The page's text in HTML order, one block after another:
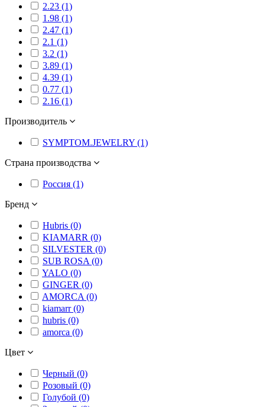
2.23 (1)
1.98 (1)
2.47 (1)
2.1 (1)
3.2 (1)
3.89 (1)
4.39 (1)
0.77 (1)
2.16 (1)
Производитель
SYMPTOM.JEWELRY (1)
Страна производства
Россия (1)
Бренд
Hubris (0)
KIAMARR (0)
SILVESTER (0)
SUB ROSA (0)
YALO (0)
GINGER (0)
AMORCA (0)
kiamarr (0)
hubris (0)
amorca (0)
Цвет
Черный (0)
Розовый (0)
Голубой (0)